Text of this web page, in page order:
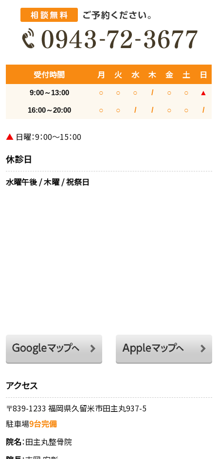
受付時間 月 火 水 木 金 土 日
9:00～13:00 ○ ○ ○ / ○ ○ ▲
16:00～20:00 ○ ○ / / ○ ○ /
▲ 日曜：9：00～15：00
休診日
水曜午後 / 木曜 / 祝祭日
アクセス
〒839-1233 福岡県久留米市田主丸937-5
駐車場9台完備
院名：田主丸整骨院